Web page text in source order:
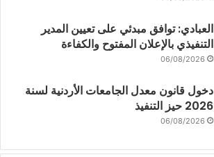
العبادي: توافق مبدئي على تعيين المدير
التنفيذي بالإعلان المفتوح والكفاءة
06/08/2026
دخول قانون معدل الجامعات الأردنية لسنة
2026 حيز التنفيذ
06/08/2026